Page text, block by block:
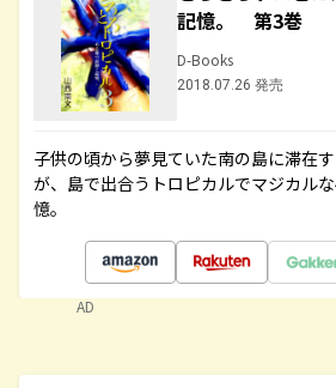
記憶。 第3巻
D-Books
2018.07.26 発売
子供の頃から夢見ていた南の島に滞在
が、島で出合うトロピカルでマジカル
憶。
AD